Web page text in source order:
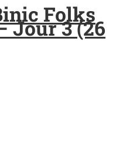
Folks
Jour 3 (26